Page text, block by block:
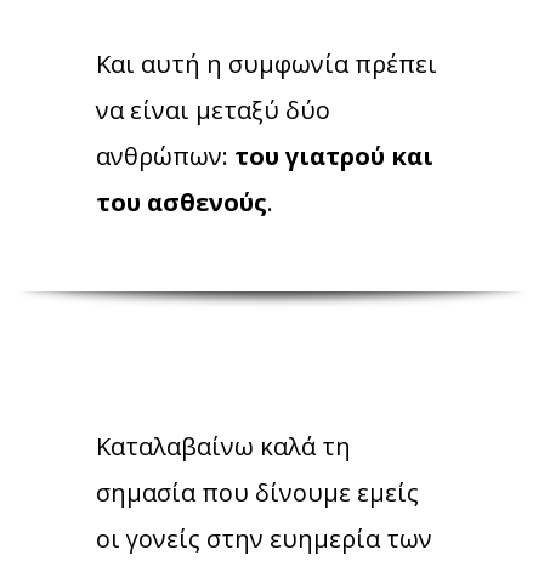
Και αυτή η συμφωνία πρέπει
να είναι μεταξύ δύο
ανθρώπων: του γιατρού και
του ασθενούς.
Καταλαβαίνω καλά τη
σημασία που δίνουμε εμείς
οι γονείς στην ευημερία των